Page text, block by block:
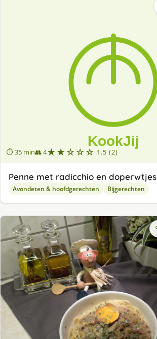
⏱ 35 min👥 4★★☆☆☆ 1.5 (2)
Penne met radicchio en doperwtjes
Avondeten & hoofdgerechten Bijgerechten